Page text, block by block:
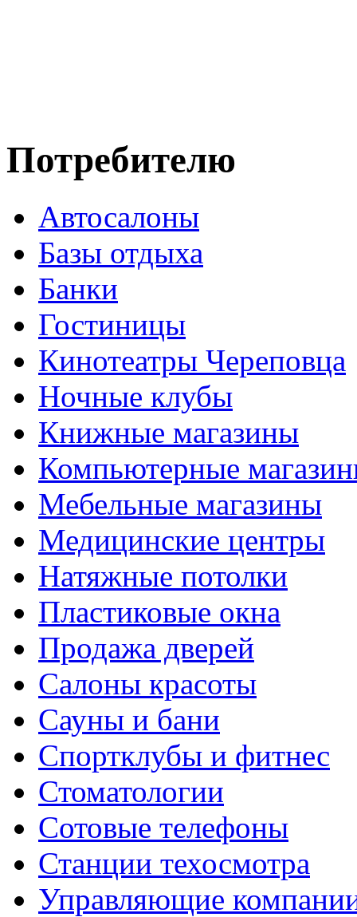
Потребителю
Автосалоны
Базы отдыха
Банки
Гостиницы
Кинотеатры Череповца
Ночные клубы
Книжные магазины
Компьютерные
Мебельные магазины
Медицинские центры
Натяжные потолки
Пластиковые окна
Продажа дверей
Салоны красоты
Сауны и бани
Спортклубы и фитнес
Стоматологии
Сотовые телефоны
Станции техосмотра
Управляющие